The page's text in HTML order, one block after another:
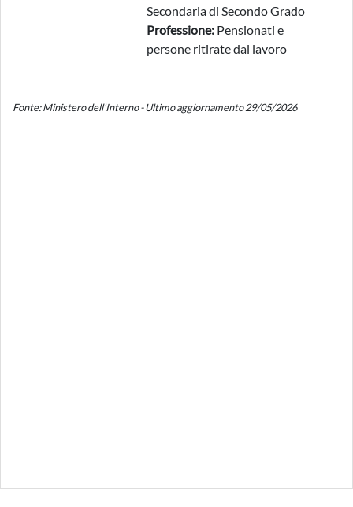
Secondaria di Secondo Grado
Professione: Pensionati e
persone ritirate dal lavoro
Fonte: Ministero dell'Interno - Ultimo aggiornamento 29/05/2026